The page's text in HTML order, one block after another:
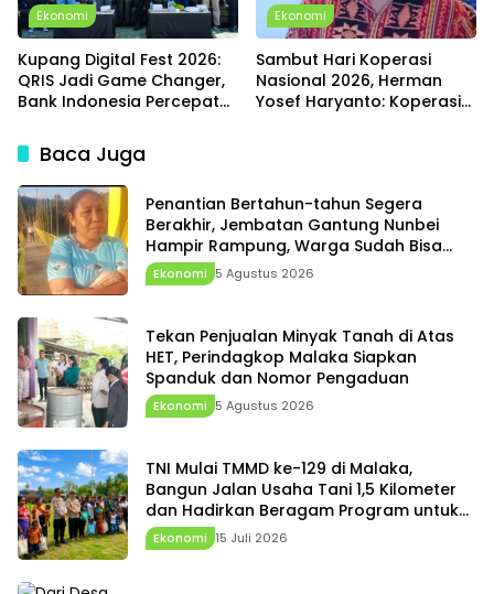
Ekonomi
Kupang Digital Fest 2026:
QRIS Jadi Game Changer,
Bank Indonesia Percepat
Penguatan Ekonomi NTT
Ekonomi
Sambut Hari Koperasi
Nasional 2026, Herman
Yosef Haryanto: Koperasi
Baca Juga
Penantian Bertahun-tahun Segera
Berakhir, Jembatan Gantung Nunbei
Hampir Rampung, Warga Sudah Bisa
Melintas
Ekonomi 5 Agustus 2026
Tekan Penjualan Minyak Tanah di Atas
HET, Perindagkop Malaka Siapkan
Spanduk dan Nomor Pengaduan
Ekonomi 5 Agustus 2026
TNI Mulai TMMD ke-129 di Malaka,
Bangun Jalan Usaha Tani 1,5 Kilometer
dan Hadirkan Beragam Program untuk
Warga
Ekonomi 15 Juli 2026